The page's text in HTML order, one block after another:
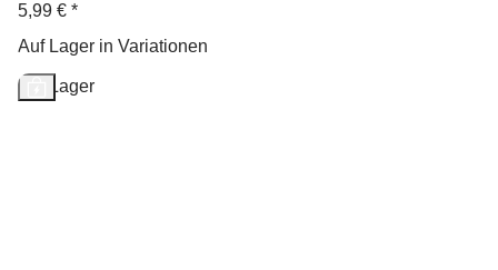
5,99 € *
Auf Lager in Variationen
Auf Lager